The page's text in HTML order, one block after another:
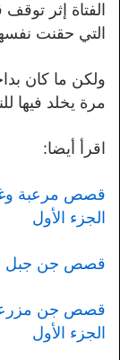
الفتاة إثر
التي حقنت
ولكن ما كان
مرة يخلد فيها
اقرأ أيضا:
قصص مرعبة
الجزء الأول
قصص جن جبل
قصص جن مزرعة
الجزء الأول